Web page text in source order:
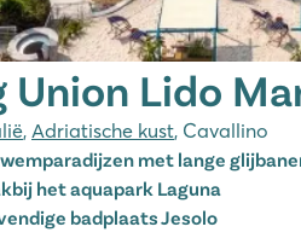
Union Lido
, Adriatische kust, Cavallino
met lange
het aquapark Laguna
badplaats Jesolo